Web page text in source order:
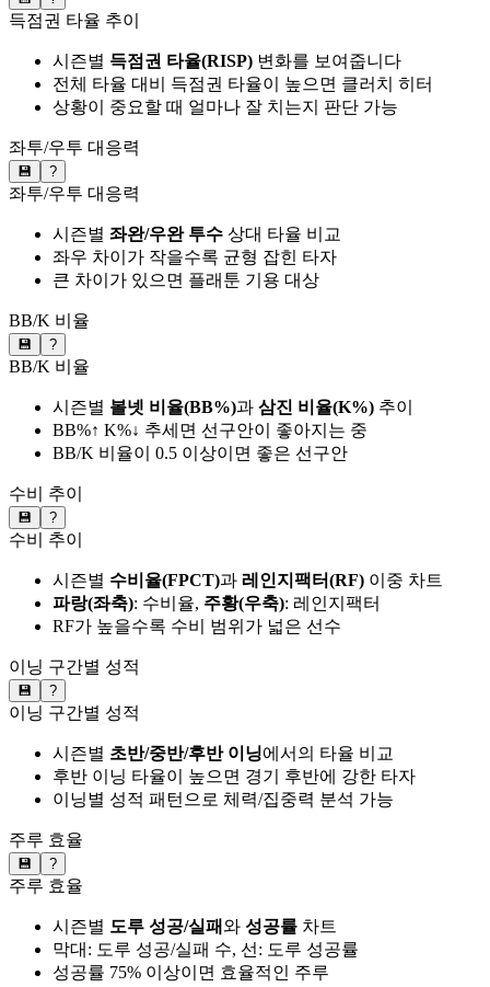
득점권 타율 추이
시즌별 득점권 타율(RISP) 변화를 보여줍니다
전체 타율 대비 득점권 타율이 높으면 클러치 히터
상황이 중요할 때 얼마나 잘 치는지 판단 가능
좌투/우투 대응력
💾 ?
좌투/우투 대응력
시즌별 좌완/우완 투수 상대 타율 비교
좌우 차이가 작을수록 균형 잡힌 타자
큰 차이가 있으면 플래툰 기용 대상
BB/K 비율
💾 ?
BB/K 비율
시즌별 볼넷 비율(BB%)과 삼진 비율(K%) 추이
BB%↑ K%↓ 추세면 선구안이 좋아지는 중
BB/K 비율이 0.5 이상이면 좋은 선구안
수비 추이
💾 ?
수비 추이
시즌별 수비율(FPCT)과 레인지팩터(RF) 이중 차트
파랑(좌축): 수비율, 주황(우축): 레인지팩터
RF가 높을수록 수비 범위가 넓은 선수
이닝 구간별 성적
💾 ?
이닝 구간별 성적
시즌별 초반/중반/후반 이닝에서의 타율 비교
후반 이닝 타율이 높으면 경기 후반에 강한 타자
이닝별 성적 패턴으로 체력/집중력 분석 가능
주루 효율
💾 ?
주루 효율
시즌별 도루 성공/실패와 성공률 차트
막대: 도루 성공/실패 수, 선: 도루 성공률
성공률 75% 이상이면 효율적인 주루